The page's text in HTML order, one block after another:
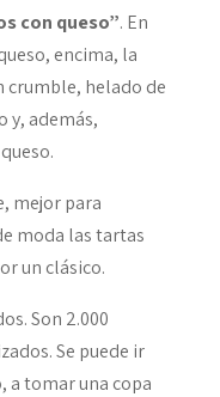
con queso”. En
encima, la
crumble, helado de
y, además,
mejor para
moda las tartas
un clásico.
Son 2.000
Se puede ir
a tomar una copa